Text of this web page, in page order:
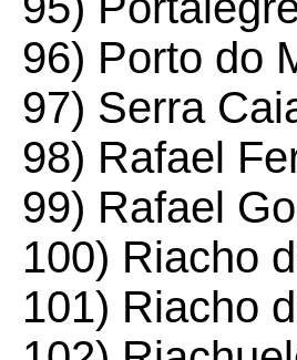
96) Porto do
97) Serra
98) Rafael
99) Rafael
100) Riacho
101) Riacho